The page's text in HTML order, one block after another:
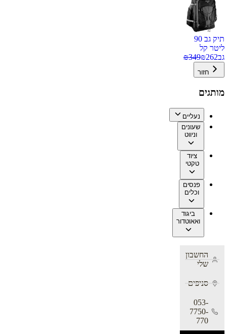
תיק גב 90
ליטר קל
גב
₪262
₪349
חזור
מותגים
נעליים
שעונים
וניווט
ציוד
טקטי
פנסים
וכלים
ביגוד
ואאוטדור
החשבון
שלי
סניפים
053-
7750-
770